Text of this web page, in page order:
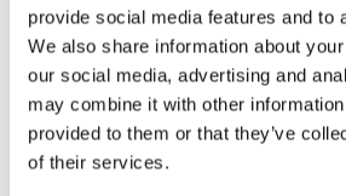
provide social media features and to
We also share information about
our social media, advertising and
may combine it with other information
provided to them or that they’ve
of their services.